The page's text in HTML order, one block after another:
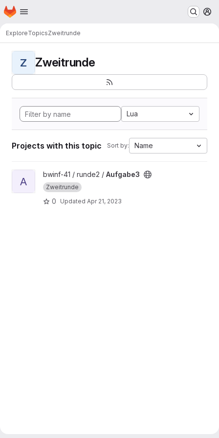
Skip to main content
Homepage
ExploreTopicsZweitrunde
Z Zweitrunde
Lua
Projects with this topic Sort by: Name
View Aufgabe3 project
A
bwinf-41 / runde2 / Aufgabe3
Zweitrunde
0 Updated Apr 21, 2023